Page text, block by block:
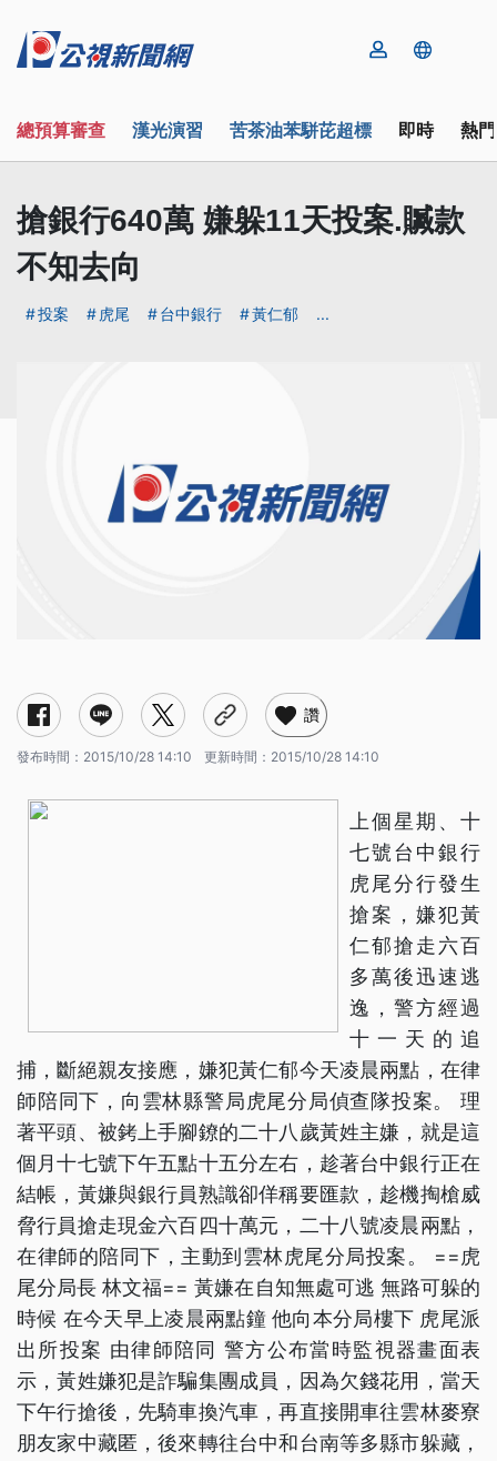
總預算審查 漢光演習 苦茶油苯駢芘超標 即時 熱
搶銀行640萬 嫌躲11天投案.贓款
不知去向
投案 虎尾 台中銀行 黃仁郁 ...
讚
發布時間： 2015/10/28 14:10 更新時間： 2015/10/28 14:10
上個星期、十
七號台中銀行
虎尾分行發生
搶案，嫌犯黃
仁郁搶走六百
多萬後迅速逃
逸，警方經過
十一天的追
捕，斷絕親友接應，嫌犯黃仁郁今天凌晨兩點，在律
師陪同下，向雲林縣警局虎尾分局偵查隊投案。 理
著平頭、被銬上手腳鐐的二十八歲黃姓主嫌，就是這
個月十七號下午五點十五分左右，趁著台中銀行正在
結帳，黃嫌與銀行員熟識卻佯稱要匯款，趁機掏槍威
脅行員搶走現金六百四十萬元，二十八號凌晨兩點，
在律師的陪同下，主動到雲林虎尾分局投案。 ==虎
尾分局長 林文福== 黃嫌在自知無處可逃 無路可躲的
時候 在今天早上凌晨兩點鐘 他向本分局樓下 虎尾派
出所投案 由律師陪同 警方公布當時監視器畫面表
示，黃姓嫌犯是詐騙集團成員，因為欠錢花用，當天
下午行搶後，先騎車換汽車，再直接開車往雲林麥寮
朋友家中藏匿，後來轉往台中和台南等多縣市躲藏，